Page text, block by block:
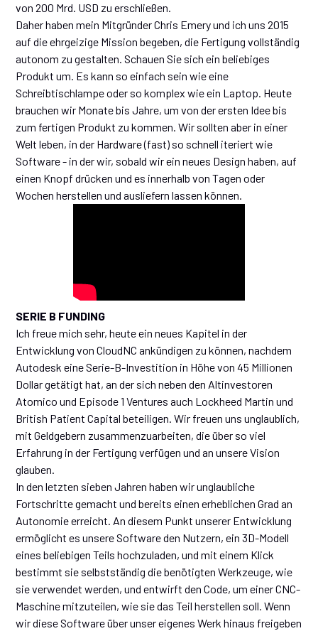
von 200 Mrd. USD zu erschließen.
Daher haben mein Mitgründer Chris Emery und ich uns 2015
auf die ehrgeizige Mission begeben, die Fertigung vollständig
autonom zu gestalten. Schauen Sie sich ein beliebiges
Produkt um. Es kann so einfach sein wie eine
Schreibtischlampe oder so komplex wie ein Laptop. Heute
brauchen wir Monate bis Jahre, um von der ersten Idee bis
zum fertigen Produkt zu kommen. Wir sollten aber in einer
Welt leben, in der Hardware (fast) so schnell iteriert wie
Software - in der wir, sobald wir ein neues Design haben, auf
einen Knopf drücken und es innerhalb von Tagen oder
Wochen herstellen und ausliefern lassen können.
SERIE B FUNDING
Ich freue mich sehr, heute ein neues Kapitel in der
Entwicklung von CloudNC ankündigen zu können, nachdem
Autodesk eine Serie-B-Investition in Höhe von 45 Millionen
Dollar getätigt hat, an der sich neben den Altinvestoren
Atomico und Episode 1 Ventures auch Lockheed Martin und
British Patient Capital beteiligen. Wir freuen uns unglaublich,
mit Geldgebern zusammenzuarbeiten, die über so viel
Erfahrung in der Fertigung verfügen und an unsere Vision
glauben.
In den letzten sieben Jahren haben wir unglaubliche
Fortschritte gemacht und bereits einen erheblichen Grad an
Autonomie erreicht. An diesem Punkt unserer Entwicklung
ermöglicht es unsere Software den Nutzern, ein 3D-Modell
eines beliebigen Teils hochzuladen, und mit einem Klick
bestimmt sie selbstständig die benötigten Werkzeuge, wie
sie verwendet werden, und entwirft den Code, um einer CNC-
Maschine mitzuteilen, wie sie das Teil herstellen soll. Wenn
wir diese Software über unser eigenes Werk hinaus freigeben